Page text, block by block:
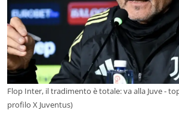
Flop Inter, il tradimento è totale: va alla Juve -
profilo X Juventus)